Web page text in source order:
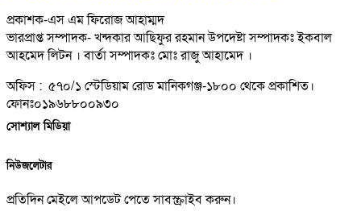
প্রকাশক-এস এম ফিরোজ আহাম্মদ
ভারপ্রাপ্ত সম্পাদক- খন্দকার আছিফুর রহমান উপদেষ্টা সম্পাদকঃ ইকবাল
আহমেদ লিটন । বার্তা সম্পাদকঃ মোঃ রাজু আহামেদ ।
অফিস : ৫৭০/১ স্টেডিয়াম রোড মানিকগঞ্জ-১৮০০ থেকে প্রকাশিত।
ফোনঃ০১৯৬৮৮০০৯৩০
সোশ্যাল মিডিয়া
নিউজলেটার
প্রতিদিন মেইলে আপডেট পেতে সাবস্ক্রাইব করুন।